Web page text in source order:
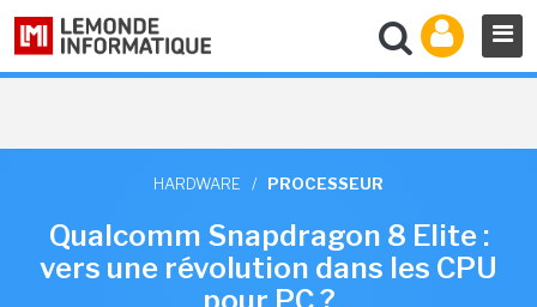
HARDWARE / PROCESSEUR
Qualcomm Snapdragon 8 Elite :
vers une révolution dans les CPU